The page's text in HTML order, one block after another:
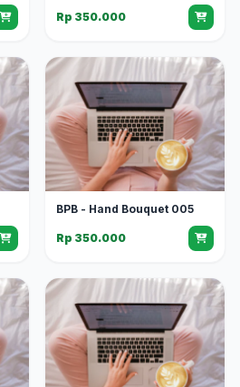
Rp 350.000
BPB - Hand Bouquet 005
Rp 350.000